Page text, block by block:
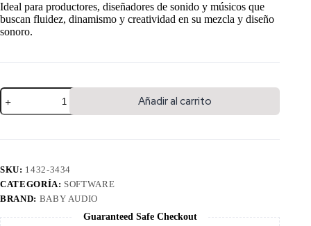
Ideal para productores, diseñadores de sonido y músicos que
buscan fluidez, dinamismo y creatividad en su mezcla y diseño
sonoro.
Añadir al carrito
SKU: 1432-3434
CATEGORÍA: SOFTWARE
BRAND: BABY AUDIO
Guaranteed Safe Checkout